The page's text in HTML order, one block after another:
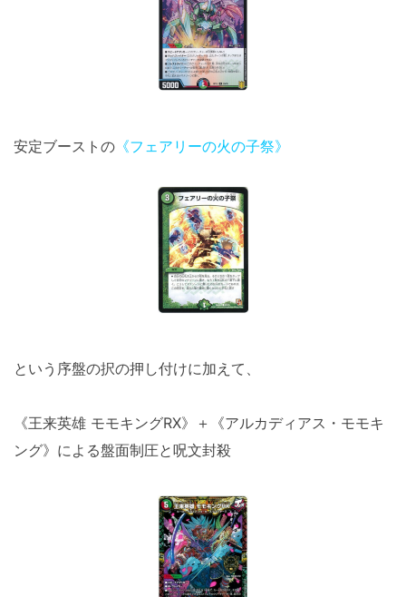
安定ブーストの 《フェアリーの火の子祭》
という序盤の択の押し付けに加えて、
《王来英雄 モモキングRX》＋《アルカディアス・モモキ
ング》による盤面制圧と呪文封殺